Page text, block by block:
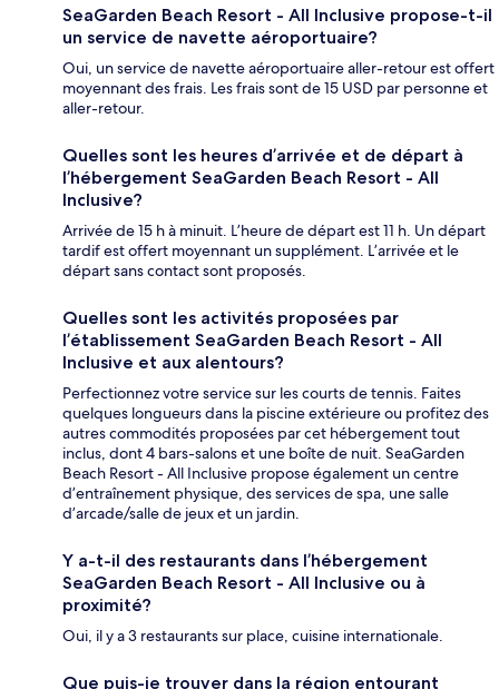
SeaGarden Beach Resort - All Inclusive propose-t-il
un service de navette aéroportuaire?
Oui, un service de navette aéroportuaire aller-retour est offert
moyennant des frais. Les frais sont de 15 USD par personne et
aller-retour.
Quelles sont les heures d’arrivée et de départ à
l’hébergement SeaGarden Beach Resort - All
Inclusive?
Arrivée de 15 h à minuit. L’heure de départ est 11 h. Un départ
tardif est offert moyennant un supplément. L’arrivée et le
départ sans contact sont proposés.
Quelles sont les activités proposées par
l’établissement SeaGarden Beach Resort - All
Inclusive et aux alentours?
Perfectionnez votre service sur les courts de tennis. Faites
quelques longueurs dans la piscine extérieure ou profitez des
autres commodités proposées par cet hébergement tout
inclus, dont 4 bars-salons et une boîte de nuit. SeaGarden
Beach Resort - All Inclusive propose également un centre
d’entraînement physique, des services de spa, une salle
d’arcade/salle de jeux et un jardin.
Y a-t-il des restaurants dans l’hébergement
SeaGarden Beach Resort - All Inclusive ou à
proximité?
Oui, il y a 3 restaurants sur place, cuisine internationale.
Que puis-je trouver dans la région entourant